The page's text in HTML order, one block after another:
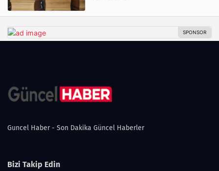
Guncel Haber - Son Dakika Güncel Haberler
Bizi Takip Edin